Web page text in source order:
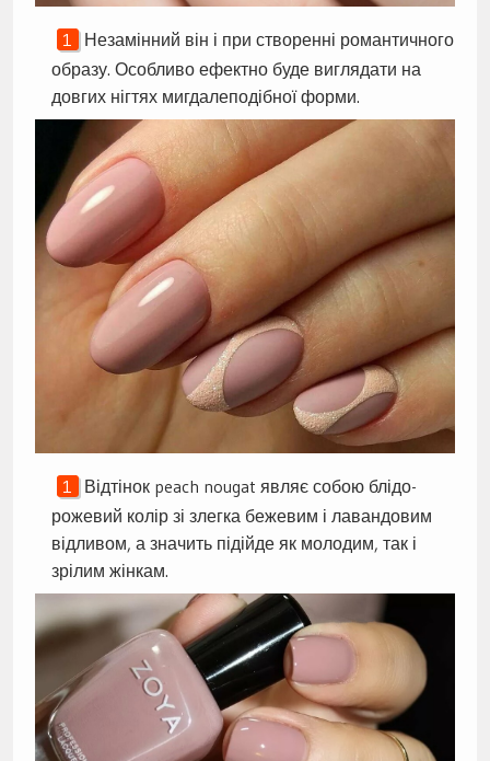
Незамінний він і при створенні романтичного
образу. Особливо ефектно буде виглядати на
довгих нігтях мигдалеподібної форми.
Відтінок peach nougat являє собою блідо-
рожевий колір зі злегка бежевим і лавандовим
відливом, а значить підійде як молодим, так і
зрілим жінкам.